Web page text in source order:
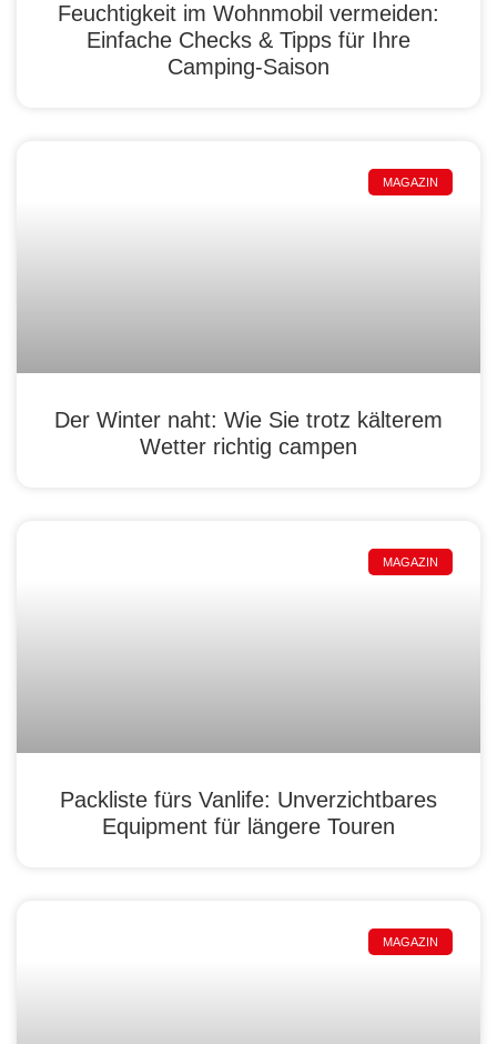
Feuchtigkeit im Wohnmobil vermeiden:
Einfache Checks & Tipps für Ihre
Camping-Saison
MAGAZIN
Der Winter naht: Wie Sie trotz kälterem
Wetter richtig campen
MAGAZIN
Packliste fürs Vanlife: Unverzichtbares
Equipment für längere Touren
MAGAZIN